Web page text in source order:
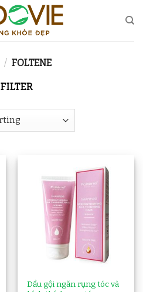
/ FOLTENE
FILTER
Dầu gội ngăn rụng tóc và